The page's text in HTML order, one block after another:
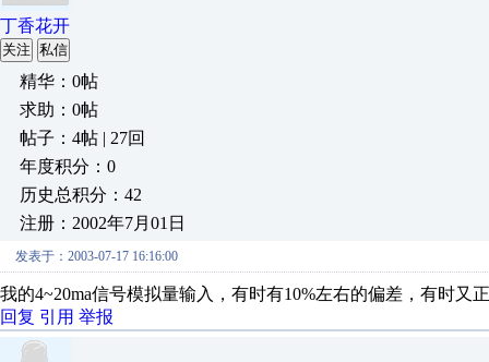
丁香花开
关注 私信
精华：0帖
求助：0帖
帖子：4帖 | 27回
年度积分：0
历史总积分：42
注册：2002年7月01日
发表于：2003-07-17 16:16:00
我的4~20ma信号模拟量输入，有时有10%左右的偏差，有时又
回复 引用 举报